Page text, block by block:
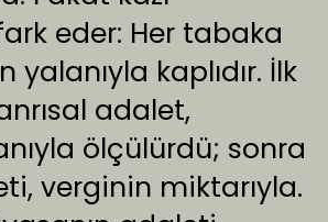
eder: Her tabaka
kaplıdır. İlk
adalet,
ölçülürdü; sonra
verginin miktarıyla.